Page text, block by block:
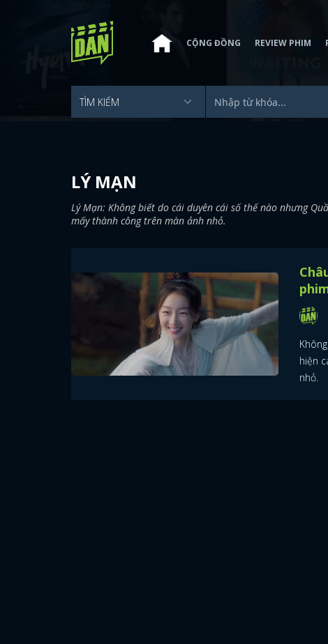
CỘNG ĐỒNG REVIEW PHIM
LÝ MẠN
Lý Mạn: Không biết do cái duyên cái số thế nào nhưng
mấy thành công trên màn ảnh nhỏ.
hiện
nhỏ.